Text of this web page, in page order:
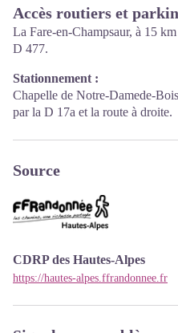
Accès routiers et
La Fare-en-Champsaur, à 15
D 477.
Stationnement :
Chapelle de Notre-Damede-
par la D 17a et la route à droite.
Source
CDRP des Hautes-Alpes
https://hautes-alpes.ffrandonnee.fr